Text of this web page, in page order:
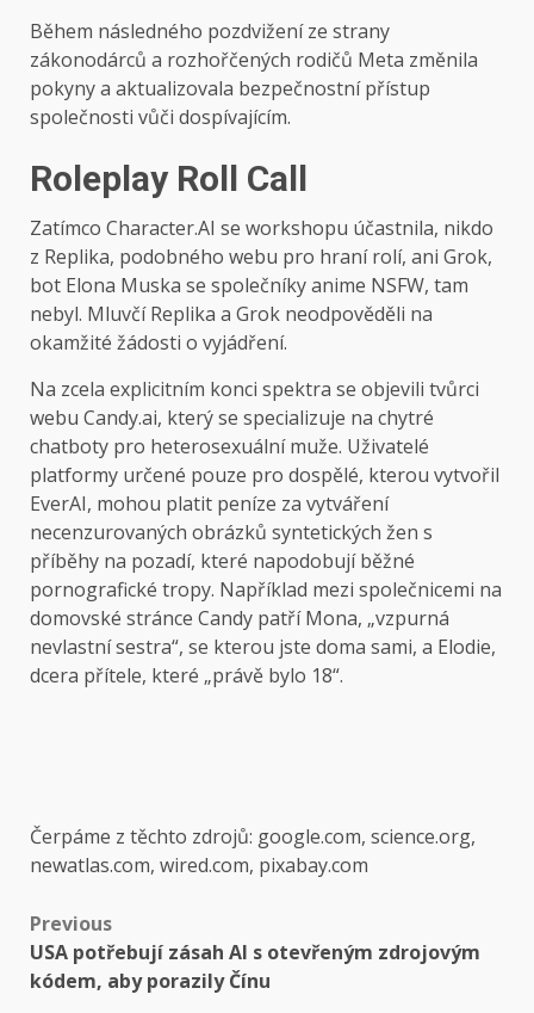
Během následného pozdvižení ze strany
zákonodárců a rozhořčených rodičů Meta změnila
pokyny a aktualizovala bezpečnostní přístup
společnosti vůči dospívajícím.
Roleplay Roll Call
Zatímco Character.AI se workshopu účastnila, nikdo
z Replika, podobného webu pro hraní rolí, ani Grok,
bot Elona Muska se společníky anime NSFW, tam
nebyl. Mluvčí Replika a Grok neodpověděli na
okamžité žádosti o vyjádření.
Na zcela explicitním konci spektra se objevili tvůrci
webu Candy.ai, který se specializuje na chytré
chatboty pro heterosexuální muže. Uživatelé
platformy určené pouze pro dospělé, kterou vytvořil
EverAI, mohou platit peníze za vytváření
necenzurovaných obrázků syntetických žen s
příběhy na pozadí, které napodobují běžné
pornografické tropy. Například mezi společnicemi na
domovské stránce Candy patří Mona, „vzpurná
nevlastní sestra“, se kterou jste doma sami, a Elodie,
dcera přítele, které „právě bylo 18“.
Čerpáme z těchto zdrojů: google.com, science.org,
newatlas.com, wired.com, pixabay.com
Post
navigation
Previous
USA potřebují zásah AI s otevřeným zdrojovým
kódem, aby porazily Čínu